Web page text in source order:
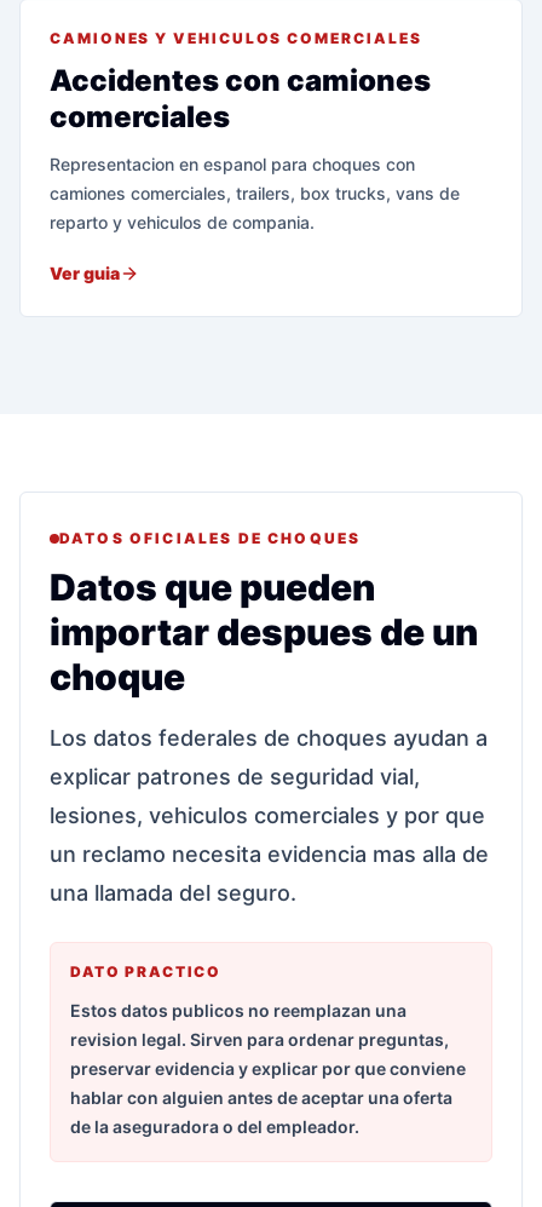
CAMIONES Y VEHICULOS COMERCIALES
Accidentes con camiones
comerciales
Representacion en espanol para choques con
camiones comerciales, trailers, box trucks, vans de
reparto y vehiculos de compania.
Ver guia
DATOS OFICIALES DE CHOQUES
Datos que pueden
importar despues de un
choque
Los datos federales de choques ayudan a
explicar patrones de seguridad vial,
lesiones, vehiculos comerciales y por que
un reclamo necesita evidencia mas alla de
una llamada del seguro.
DATO PRACTICO
Estos datos publicos no reemplazan una
revision legal. Sirven para ordenar preguntas,
preservar evidencia y explicar por que conviene
hablar con alguien antes de aceptar una oferta
de la aseguradora o del empleador.